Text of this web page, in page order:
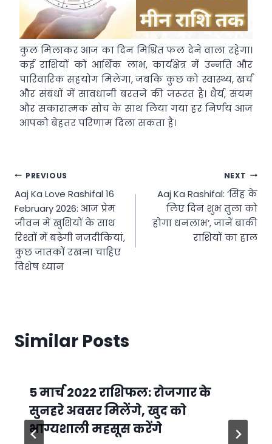
कुल मिलाकर आज का दिन मिश्रित फल देने वाला रहेगा।
कई राशियों को आर्थिक लाभ, कार्यक्षेत्र में उन्नति और
पारिवारिक सहयोग मिलेगा, जबकि कुछ को स्वास्थ्य, खर्च
और संबंधों में सावधानी बरतने की जरूरत है। धैर्य, संयम
और सकारात्मक सोच के साथ लिया गया हर निर्णय आज
आपको बेहतर परिणाम दिला सकता है।
Post
navigation
PREVIOUS
Aaj Ka Love Rashifal 16
February 2026: आज प्रेम
जीवन में खुशियों के साथ
रिश्तों में बढ़ेगी नजदीकियां,
कुछ जातकों रखना चाहिए
विशेष ध्यान
NEXT
Aaj Ka Rashifal: ‘सिंह के
लिए दिन शुभ तुला को
होगा धनलाभ’, जानें बाकी
राशियों का हाल
Similar Posts
5 मार्च 2022 राशिफल: रोजगार के
सुनहरे अवसर मिलेंगे, खुद को
भाग्यशाली महसूस करेंगे